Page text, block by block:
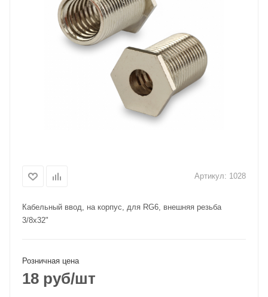
Артикул: 1028
Кабельный ввод, на корпус, для RG6, внешняя резьба
3/8х32"
Розничная цена
18 руб/шт